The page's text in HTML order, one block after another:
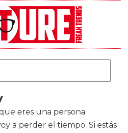
eres una persona
a perder el tiempo. Si estás